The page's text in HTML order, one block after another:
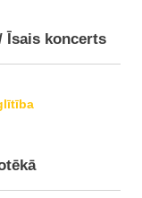
Īsais koncerts